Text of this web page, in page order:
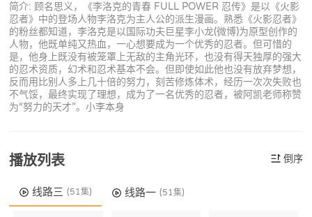
简介: 顾名思义，《李洛克的青春 FULL POWER 忍传》是以《火影
忍者》中的登场人物李洛克为主人公的派生漫画。熟悉《火影忍者》
的粉丝都知道，李洛克是以国际功夫巨星李小龙(微博)为原型创作的
人物，他既单纯又热血，一心想要成为一个优秀的忍者。但可惜的
是，他身上既没有被笼罩上无敌的主角光环，也没有得天独厚的强大
的忍术资质，幻术和忍术基本不会。但即使如此他也没有放弃梦想，
反而用比别人多上几十倍的努力，刻苦修炼体术，经历一次次失败也
不气馁，最终实现了理想，成为了一名优秀的忍者，被阿凯老师称赞
为“努力的天才”。小李本身
播放列表 倒序
线路三 (51集) 线路一 (51集)